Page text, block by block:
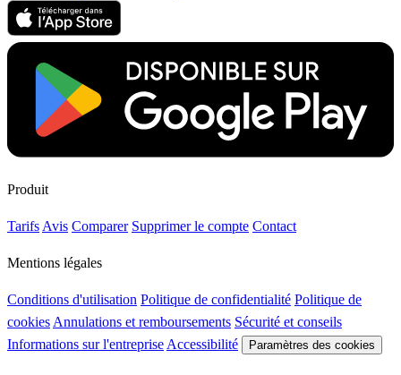
Produit
Tarifs Avis Comparer Supprimer le compte Contact
Mentions légales
Conditions d'utilisation Politique de confidentialité Politique de
cookies Annulations et remboursements Sécurité et conseils
Informations sur l'entreprise Accessibilité Paramètres des cookies